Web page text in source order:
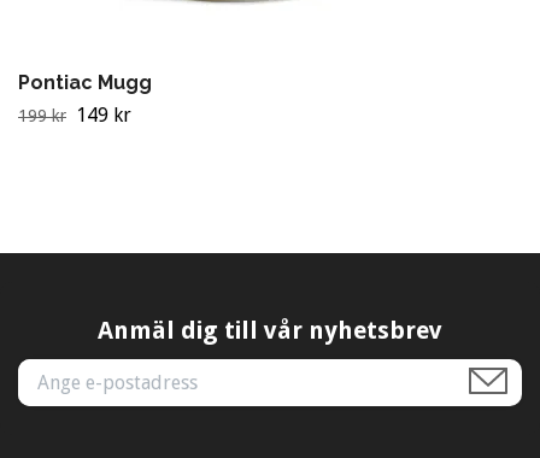
Pontiac Mugg
199 kr 149 kr
Anmäl dig till vår nyhetsbrev